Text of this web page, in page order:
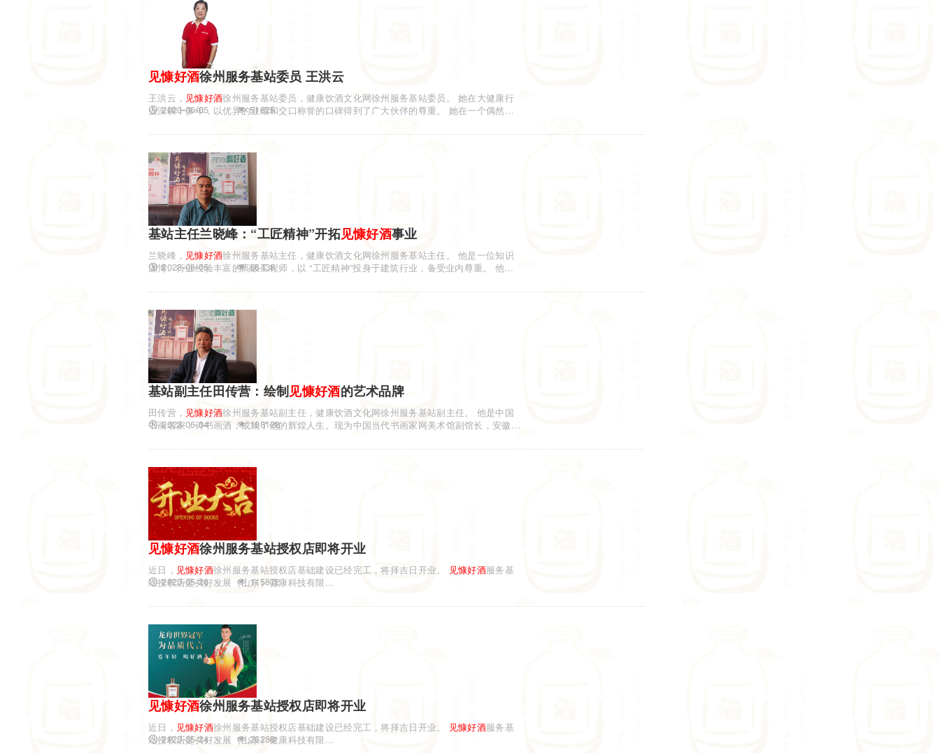
见慷好酒徐州服务基站委员 王洪云
王洪云， 见慷好酒徐州服务基站委员，健康饮酒文化网徐州服务基站委员。 她在大健康行
业深耕十多年，以优异的业绩和交口称誉的口碑得到了广大伙伴的尊重。 她在一个偶然的
2023-06-05 51825
基站主任兰晓峰：“工匠精神”开拓见慷好酒事业
兰晓峰， 见慷好酒徐州服务基站主任，健康饮酒文化网徐州服务基站主任。 他是一位知识
渊博、行业经验丰富的高级工程师，以 “工匠精神”投身于建筑行业，备受业内尊重。 他有
2023-06-05 66438
基站副主任田传营：绘制见慷好酒的艺术品牌
田传营， 见慷好酒徐州服务基站副主任，健康饮酒文化网徐州服务基站副主任。 他是中国
书画名家，诗书画酒，成就了他的辉煌人生。现为中国当代书画家网美术馆副馆长，安徽中
2023-06-04 108128
见慷好酒徐州服务基站授权店即将开业
近日， 见慷好酒徐州服务基站授权店基础建设已经完工，将择吉日开业。 见慷好酒服务基
站授权店是共好发展（山东）健康科技有限...
2023-05-26 115872
见慷好酒徐州服务基站授权店即将开业
近日， 见慷好酒徐州服务基站授权店基础建设已经完工，将择吉日开业。 见慷好酒服务基
站授权店是共好发展（山东）健康科技有限...
2023-05-24 26288